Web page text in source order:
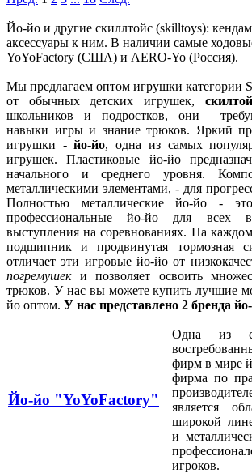
Йо-йо и другие скиллтойс (skilltoys):
аксессуары к ним. В наличии самые
YoYoFactory (США) и AERO-Yo (Россия).
Мы предлагаем оптом игрушки категории
от обычных детских игрушек,
школьников и подростков, они
навыки игры и знание трюков. Яркий
игрушки -йо-йо, одна из самых
игрушек. Пластиковые йо-йо
начального и среднего уровня.
металлическими элементами, - для
Полностью металлические йо-йо -
профессиональные йо-йо для всех
выступления на соревнованиях. На
подшипник и продвинутая тормозная
отличает эти игровые йо-йо от
погремушеки позволяет освоить
трюков. У нас вы можете купить лучшие
йо оптом. У нас представлено 2 бренда
Йо-йо "YoYoFactory"
Одна из
фирм в мире
фирма по
является
широкой
и
игроков.